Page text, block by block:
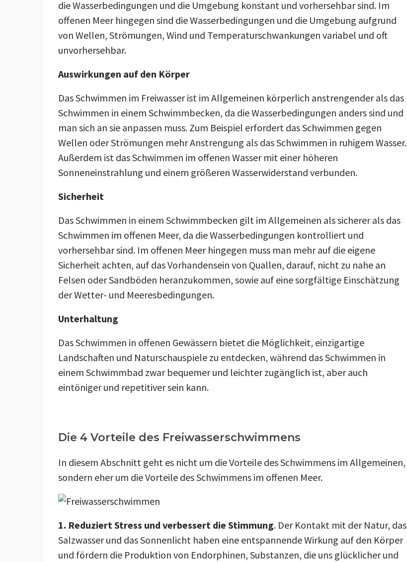
die Wasserbedingungen und die Umgebung konstant und vorhersehbar sind. Im
offenen Meer hingegen sind die Wasserbedingungen und die Umgebung aufgrund
von Wellen, Strömungen, Wind und Temperaturschwankungen variabel und oft
unvorhersehbar.
Auswirkungen auf den Körper
Das Schwimmen im Freiwasser ist im Allgemeinen körperlich anstrengender als das
Schwimmen in einem Schwimmbecken, da die Wasserbedingungen anders sind und
man sich an sie anpassen muss. Zum Beispiel erfordert das Schwimmen gegen
Wellen oder Strömungen mehr Anstrengung als das Schwimmen in ruhigem Wasser.
Außerdem ist das Schwimmen im offenen Wasser mit einer höheren
Sonneneinstrahlung und einem größeren Wasserwiderstand verbunden.
Sicherheit
Das Schwimmen in einem Schwimmbecken gilt im Allgemeinen als sicherer als das
Schwimmen im offenen Meer, da die Wasserbedingungen kontrolliert und
vorhersehbar sind. Im offenen Meer hingegen muss man mehr auf die eigene
Sicherheit achten, auf das Vorhandensein von Quallen, darauf, nicht zu nahe an
Felsen oder Sandböden heranzukommen, sowie auf eine sorgfältige Einschätzung
der Wetter- und Meeresbedingungen.
Unterhaltung
Das Schwimmen in offenen Gewässern bietet die Möglichkeit, einzigartige
Landschaften und Naturschauspiele zu entdecken, während das Schwimmen in
einem Schwimmbad zwar bequemer und leichter zugänglich ist, aber auch
eintöniger und repetitiver sein kann.
Die 4 Vorteile des Freiwasserschwimmens
In diesem Abschnitt geht es nicht um die Vorteile des Schwimmens im Allgemeinen,
sondern eher um die Vorteile des Schwimmens im offenen Meer.
1. Reduziert Stress und verbessert die Stimmung. Der Kontakt mit der Natur, das
Salzwasser und das Sonnenlicht haben eine entspannende Wirkung auf den Körper
und fördern die Produktion von Endorphinen, Substanzen, die uns glücklicher und